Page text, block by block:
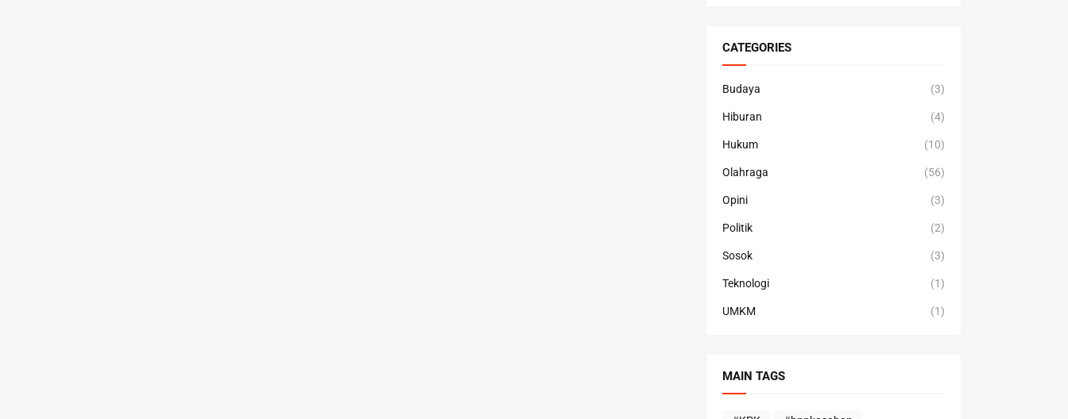
CATEGORIES
Budaya (3)
Hiburan (4)
Hukum (10)
Olahraga (56)
Opini (3)
Politik (2)
Sosok (3)
Teknologi (1)
UMKM (1)
MAIN TAGS